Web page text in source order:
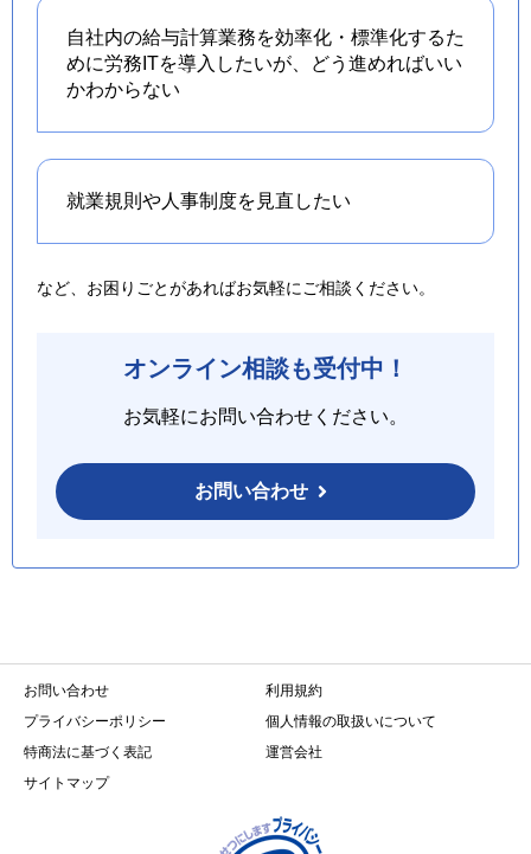
自社内の給与計算業務を効率化・標準化するた
めに労務ITを導入したいが、どう進めればいい
かわからない
就業規則や人事制度を 見直したい
など、お困りごとがあればお気軽にご相談ください。
オンライン相談も受付中！
お気軽にお問い合わせください。
お問い合わせ
お問い合わせ
利用規約
プライバシーポリシー
個人情報の取扱いについて
特商法に基づく表記
運営会社
サイトマップ